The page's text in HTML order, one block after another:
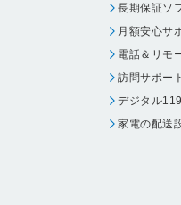
長期保証ソ
月額安心サ
電話＆リモ
訪問サポー
デジタル
家電の配送